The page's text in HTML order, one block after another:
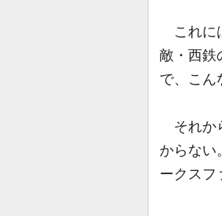
これに
敵・西鉄
で、こん
それか
からない
ークス